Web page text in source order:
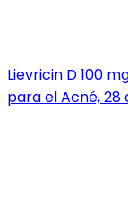
Lievricin D 100
para el Acné, 28